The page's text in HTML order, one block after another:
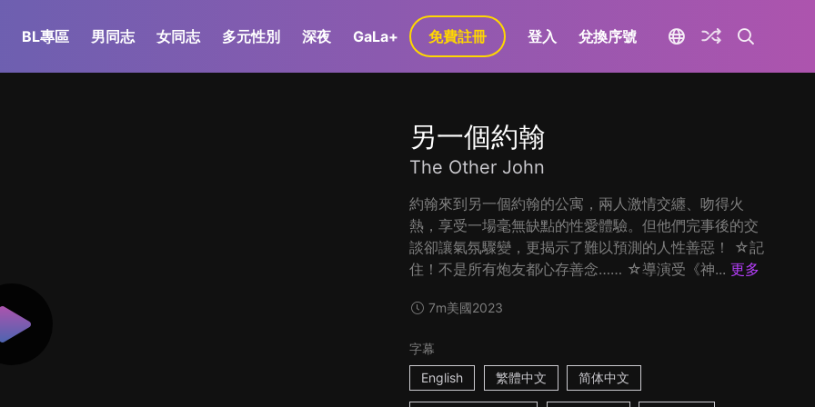
BL專區 男同志 女同志 多元性別 深夜 GaLa+ 免費註冊 登入 兌換序號
另一個約翰
The Other John
約翰來到另一個約翰的公寓，兩人激情交纏、吻得火
熱，享受一場毫無缺點的性愛體驗。但他們完事後的交
談卻讓氣氛驟變，更揭示了難以預測的人性善惡！ ☆記
住！不是所有炮友都心存善念…… ☆導演受《神... 更多
7m美國2023
字幕
English
繁體中文 简体中文